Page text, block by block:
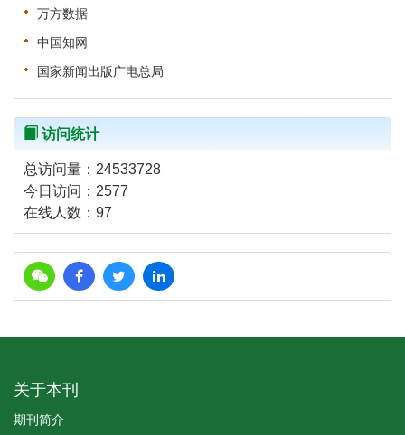
万方数据
中国知网
国家新闻出版广电总局
访问统计
总访问量： 24533728
今日访问： 2577
在线人数： 97
关于本刊
期刊简介